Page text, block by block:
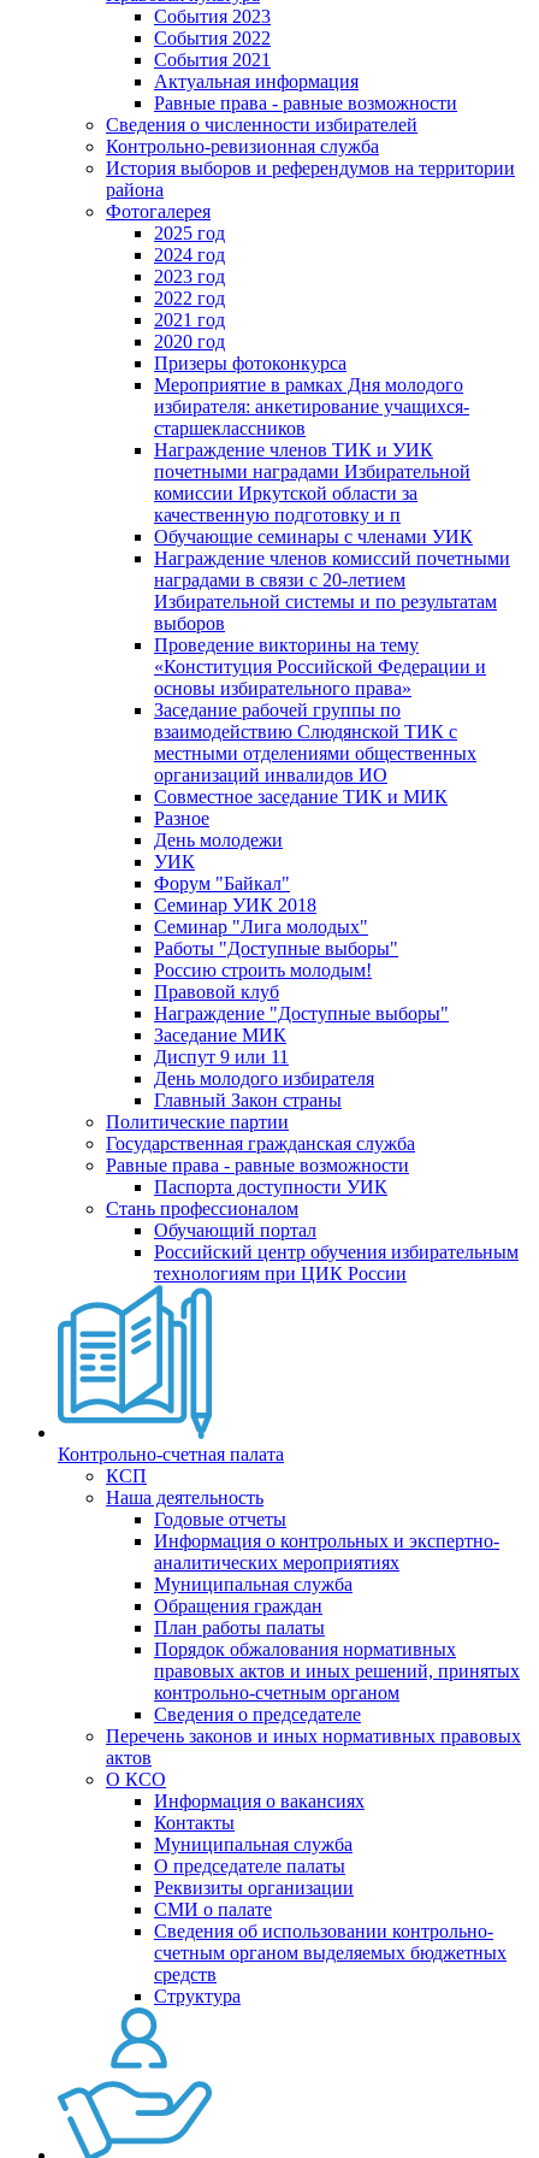
События 2023
События 2022
События 2021
Актуальная информация
Равные права - равные возможности
Сведения о численности избирателей
Контрольно-ревизионная служба
История выборов и референдумов на территории
района
Фотогалерея
2025 год
2024 год
2023 год
2022 год
2021 год
2020 год
Призеры фотоконкурса
Мероприятие в рамках Дня молодого
избирателя: анкетирование учащихся-
старшеклассников
Награждение членов ТИК и УИК
почетными наградами Избирательной
комиссии Иркутской области за
качественную подготовку и п
Обучающие семинары с членами УИК
Награждение членов комиссий почетными
наградами в связи с 20-летием
Избирательной системы и по результатам
выборов
Проведение викторины на тему
«Конституция Российской Федерации и
основы избирательного права»
Заседание рабочей группы по
взаимодействию Слюдянской ТИК с
местными отделениями общественных
организаций инвалидов ИО
Совместное заседание ТИК и МИК
Разное
День молодежи
УИК
Форум "Байкал"
Семинар УИК 2018
Семинар "Лига молодых"
Работы "Доступные выборы"
Россию строить молодым!
Правовой клуб
Награждение "Доступные выборы"
Заседание МИК
Диспут 9 или 11
День молодого избирателя
Главный Закон страны
Политические партии
Государственная гражданская служба
Равные права - равные возможности
Паспорта доступности УИК
Стань профессионалом
Обучающий портал
Российский центр обучения избирательным
технологиям при ЦИК России
Контрольно-счетная палата
КСП
Наша деятельность
Годовые отчеты
Информация о контрольных и экспертно-
аналитических мероприятиях
Муниципальная служба
Обращения граждан
План работы палаты
Порядок обжалования нормативных
правовых актов и иных решений, принятых
контрольно-счетным органом
Сведения о председателе
Перечень законов и иных нормативных правовых
актов
О КСО
Информация о вакансиях
Контакты
Муниципальная служба
О председателе палаты
Реквизиты организации
СМИ о палате
Сведения об использовании контрольно-
счетным органом выделяемых бюджетных
средств
Структура